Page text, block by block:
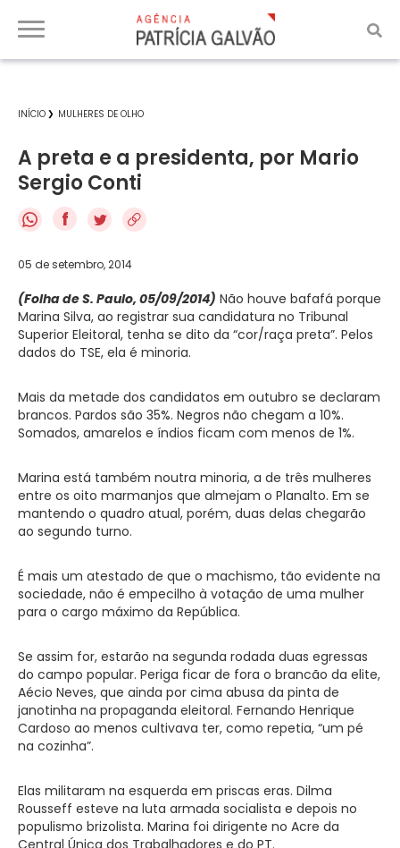
INÍCIO MULHERES DE OLHO
A preta e a presidenta, por Mario
Sergio Conti
f
05 de setembro, 2014
(Folha de S. Paulo, 05/09/2014) Não houve bafafá porque
Marina Silva, ao registrar sua candidatura no Tribunal
Superior Eleitoral, tenha se dito da “cor/raça preta”. Pelos
dados do TSE, ela é minoria.
Mais da metade dos candidatos em outubro se declaram
brancos. Pardos são 35%. Negros não chegam a 10%.
Somados, amarelos e índios ficam com menos de 1%.
Marina está também noutra minoria, a de três mulheres
entre os oito marmanjos que almejam o Planalto. Em se
mantendo o quadro atual, porém, duas delas chegarão
ao segundo turno.
É mais um atestado de que o machismo, tão evidente na
sociedade, não é empecilho à votação de uma mulher
para o cargo máximo da República.
Se assim for, estarão na segunda rodada duas egressas
do campo popular. Periga ficar de fora o brancão da elite,
Aécio Neves, que ainda por cima abusa da pinta de
janotinha na propaganda eleitoral. Fernando Henrique
Cardoso ao menos cultivava ter, como repetia, “um pé
na cozinha”.
Elas militaram na esquerda em priscas eras. Dilma
Rousseff esteve na luta armada socialista e depois no
populismo brizolista. Marina foi dirigente no Acre da
Central Única dos Trabalhadores e do PT.